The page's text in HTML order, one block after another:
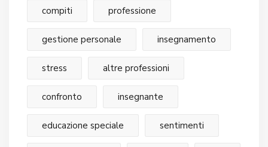
compiti professione
gestione personale insegnamento
stress altre professioni
confronto insegnante
educazione speciale sentimenti